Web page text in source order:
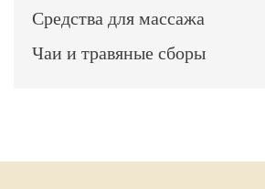
Средства для массажа
Чаи и травяные сборы